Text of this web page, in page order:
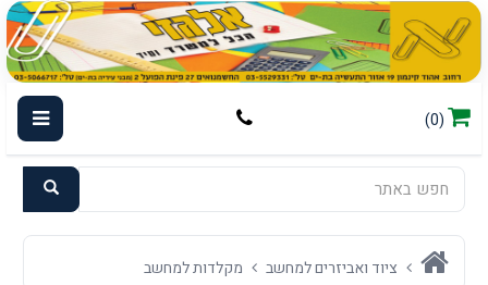
(0)
ציוד ואביזרים למחשב מקלדות למחשב